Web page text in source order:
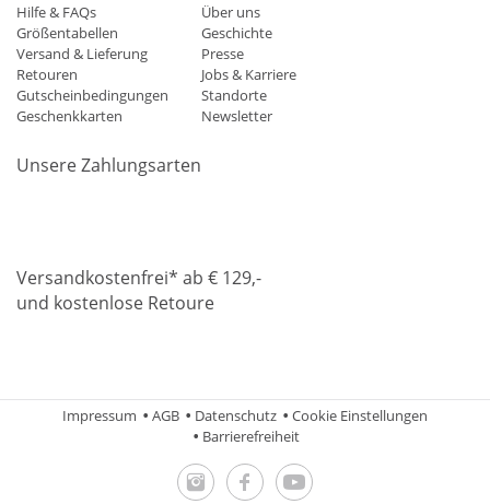
Hilfe & FAQs
Größentabellen
Versand & Lieferung
Retouren
Gutscheinbedingungen
Geschenkkarten
Über uns
Geschichte
Presse
Jobs & Karriere
Standorte
Newsletter
Unsere Zahlungsarten
Versandkostenfrei* ab € 129,-
und kostenlose Retoure
Impressum AGB Datenschutz
Cookie Einstellungen
Barrierefreiheit